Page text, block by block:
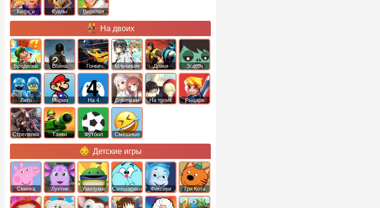
Кафе и
Куклы
Веселая
На двоих
Бродилки Война Гонки Мльчикам Драки Зомби
Лего Марио На 4 Девочкам На троих Рыцари
Стрелялки Танки Футбол Смешные
Детские игры
Свинка
Пеппа
Лунтик Умизуми Смешарики Фиксики Три Кота